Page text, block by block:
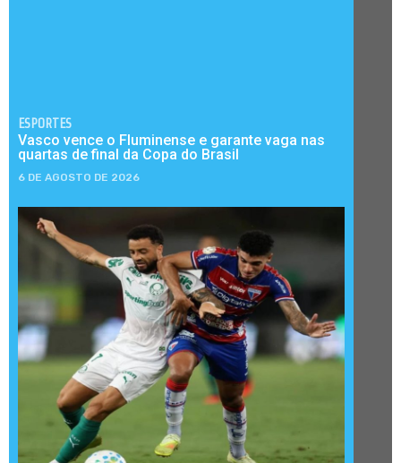
ESPORTES
Vasco vence o Fluminense e garante vaga nas
quartas de final da Copa do Brasil
6 DE AGOSTO DE 2026